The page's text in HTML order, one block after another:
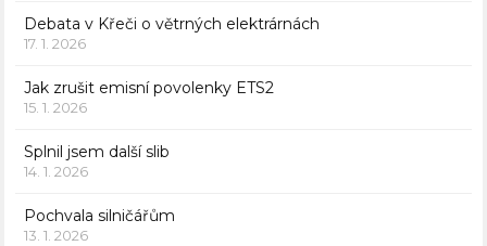
Debata v Křeči o větrných elektrárnách
17. 1. 2026
Jak zrušit emisní povolenky ETS2
15. 1. 2026
Splnil jsem další slib
14. 1. 2026
Pochvala silničářům
13. 1. 2026